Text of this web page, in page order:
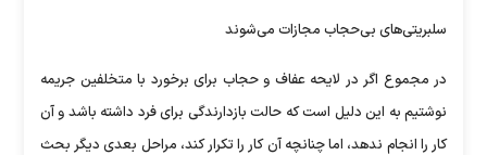
سلبریتی‌های بی‌حجاب مجازات می‌شوند
در مجموع اگر در لایحه عفاف و حجاب برای برخورد با متخلفین جریمه
نوشتیم به این دلیل است که حالت بازدارندگی برای فرد داشته باشد و آن
کار را انجام ندهد، اما چنانچه آن کار را تکرار کند، مراحل بعدی دیگر بحث